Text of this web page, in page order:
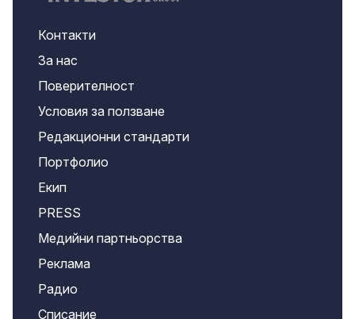
Контакти
За нас
Поверителност
Условия за ползване
Редакционни стандарти
Портфолио
Екип
PRESS
Медийни партньорства
Реклама
Радио
Списание